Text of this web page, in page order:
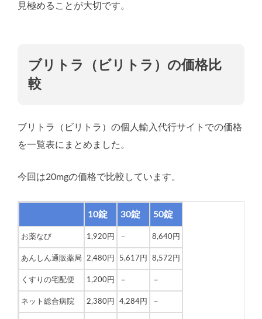
見極めることが大切です。
ブリトラ（ビリトラ）の価格比
較
ブリトラ（ビリトラ）の個人輸入代行サイトでの価格
を一覧表にまとめました。
今回は20mgの価格で比較しています。
10錠 30錠 50錠
お薬なび 1,920円 － 8,640円
あんしん通販薬局 2,480円 5,617円 8,572円
くすりの宅配便 1,200円 － －
ネット総合病院 2,380円 4,284円 －